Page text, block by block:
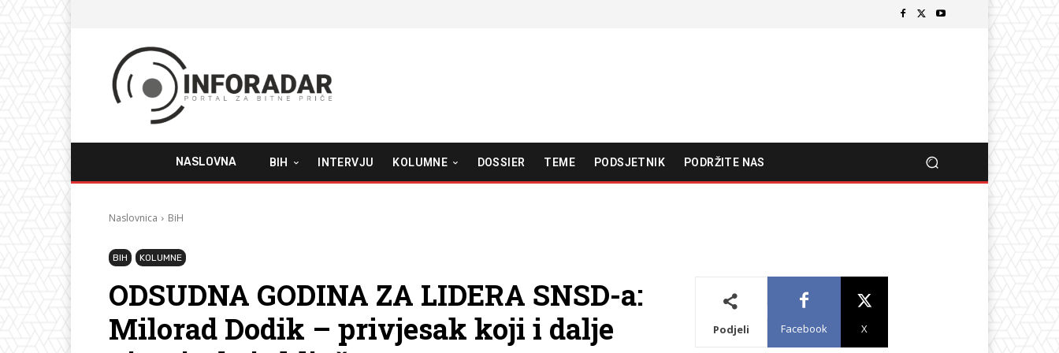
NASLOVNA BIH INTERVJU KOLUMNE DOSSIER TEME PODSJETNIK PODRŽITE NAS
Naslovnica BiH
BIH KOLUMNE
ODSUDNA GODINA ZA LIDERA SNSD-a:
Milorad Dodik – privjesak koji i dalje
Podjeli Facebook X